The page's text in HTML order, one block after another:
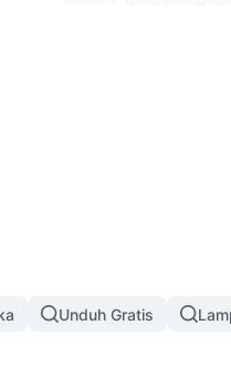
Unduh Gratis